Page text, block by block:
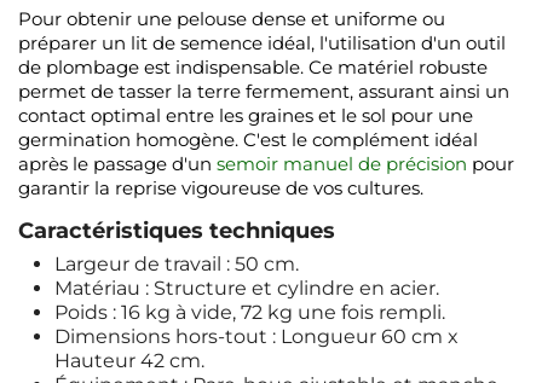
Pour obtenir une pelouse dense et uniforme ou
préparer un lit de semence idéal, l'utilisation d'un outil
de plombage est indispensable. Ce matériel robuste
permet de tasser la terre fermement, assurant ainsi un
contact optimal entre les graines et le sol pour une
germination homogène. C'est le complément idéal
après le passage d'un semoir manuel de précision pour
garantir la reprise vigoureuse de vos cultures.
Caractéristiques techniques
Largeur de travail : 50 cm.
Matériau : Structure et cylindre en acier.
Poids : 16 kg à vide, 72 kg une fois rempli.
Dimensions hors-tout : Longueur 60 cm x
Hauteur 42 cm.